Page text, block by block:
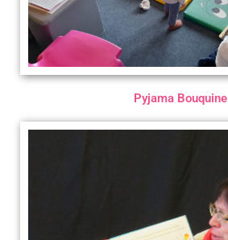
Pyjama Bouquine